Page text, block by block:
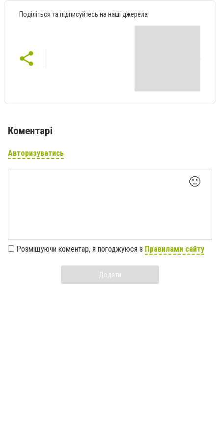
Поділіться та підписуйтесь на наші джерела
Коментарі
Авторизуватись
🙂
Розміщуючи коментар, я погоджуюся з Правилами сайту
Додати